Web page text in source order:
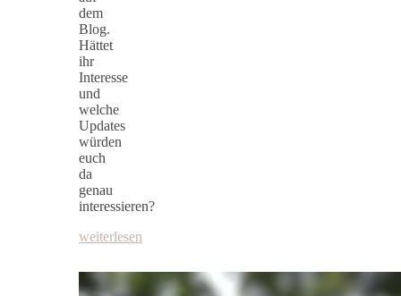
dem
Blog.
Hättet
ihr
Interesse
und
welche
Updates
würden
euch
da
genau
interessieren?
weiterlesen